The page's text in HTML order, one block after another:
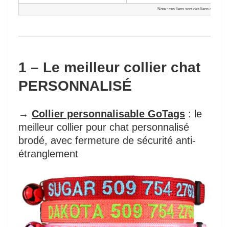
Nota : ces liens sont des liens
1 – Le meilleur collier chat
PERSONNALISÉ
→ Collier personnalisable GoTags : le
meilleur collier pour chat personnalisé
brodé, avec fermeture de sécurité anti-
étranglement